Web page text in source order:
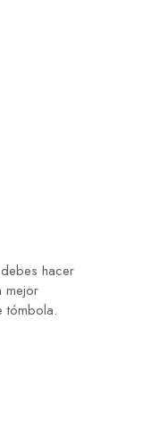
hacer
mejor
tómbola.